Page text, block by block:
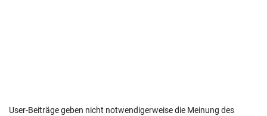
User-Beiträge geben nicht notwendigerweise die Meinung des